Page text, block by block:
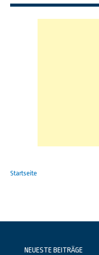
Startseite
NEUESTE BEITRÄGE